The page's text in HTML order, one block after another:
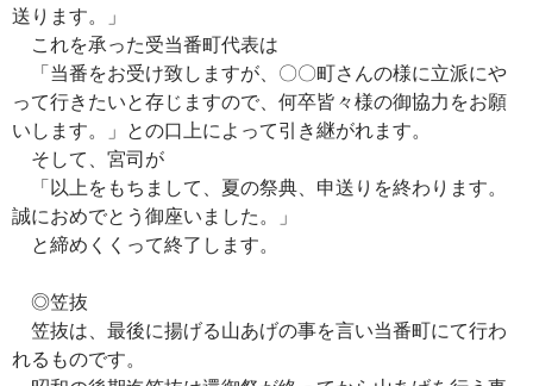
送ります。」
これを承った受当番町代表は
「当番をお受け致しますが、〇〇町さんの様に立派にや
って行きたいと存じますので、何卒皆々様の御協力をお願
いします。」との口上によって引き継がれます。
そして、宮司が
「以上をもちまして、夏の祭典、申送りを終わります。
誠におめでとう御座いました。」
と締めくくって終了します。
◎笠抜
笠抜は、最後に揚げる山あげの事を言い当番町にて行わ
れるものです。